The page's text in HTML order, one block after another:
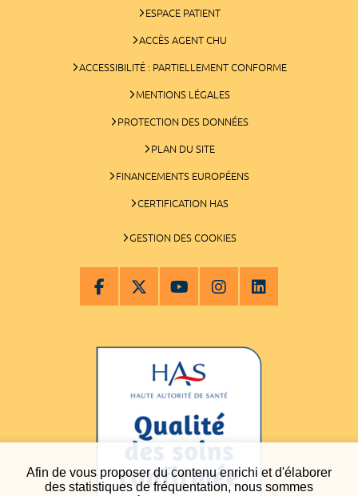
Afin de vous proposer du contenu enrichi et d'élaborer
des statistiques de fréquentation, nous sommes
ESPACE PATIENT
ACCÈS AGENT CHU
ACCESSIBILITÉ : PARTIELLEMENT CONFORME
MENTIONS LÉGALES
PROTECTION DES DONNÉES
PLAN DU SITE
FINANCEMENTS EUROPÉENS
CERTIFICATION HAS
GESTION DES COOKIES